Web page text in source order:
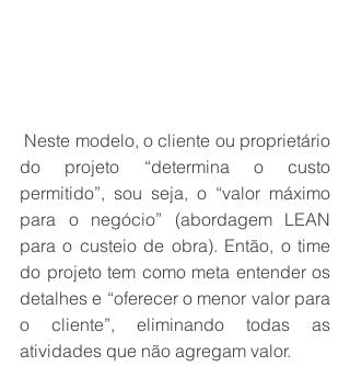
do projeto “determina o custo
permitido”, sou seja, o “valor máximo
para o negócio” (abordagem LEAN
para o custeio de obra). Então, o time
do projeto tem como meta entender os
detalhes e “oferecer o menor valor para
o cliente”, eliminando todas as
atividades que não agregam valor.